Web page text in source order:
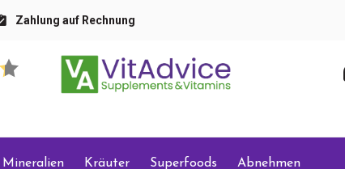
Zahlung auf Rechnung
Mineralien Kräuter Superfoods Abnehmen